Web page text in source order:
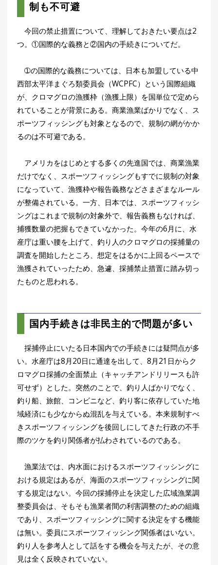
制も不可避
今回の禁止措置について、理解しておきたい要点は2
つ。①国際的な義務と②国内の手続きについてだ。
➀の国際的な義務については、日本も加盟している中
西部太平洋まぐろ類委員会（WCPFC）という国際組織
が、クロマグロの漁獲枠（漁獲上限）を国単位で定めら
れていることが背景にある。商業漁業ばかりでなく、ス
ポーツフィッシングも対象となるので、規制の網がかか
るのは不可避である。
アメリカをはじめとする多くの先進国では、商業漁業
だけでなく、スポーツフィッシングもすでに規制の対象
になっていて、漁獲枠や報告義務などさまざまなルール
が整備されている。一方、日本では、スポーツフィッシ
ングはこれまで規制の対象外で、報告義務もなければ、
捕獲数量の把握もできていなかった。今年の6月に、水
産庁は重い腰を上げて、釣り人のクロマグロの採捕量の
調査を開始したところ、想定をはるかに上回るペースで
漁獲されていったため、急遽、採捕禁止措置に踏み切っ
たものと思われる。
国内手続きは非民主的で問題が多い
採捕停止にいたる日本国内での手続きには疑問点が多
い。水産庁は8月20日に通達を出して、8月21日からク
ロマグロ採捕の全面禁止（キャッチアンドリリースも許
可せず）とした。突然のことで、釣り人ばかりでなく、
釣り船、旅館、コンビニなど、釣り客に依存していた地
域経済にも少なからぬ混乱を与えている。本来規制すべ
きスポーツフィッシングを後回しにしてきた行政の不手
際のツケを釣り関係者が払わされているのである。
漁業法では、内水面におけるスポーツフィッシングに
おける規定はあるが、海面のスポーツフィッシングに関
する規定はない。今回の採捕停止を決定した広域漁業調
整委員会は、そもそも漁業者間の利害調整のための組織
であり、スポーツフィッシングに関する決定をする機能
は無い。委員にスポーツフィッシング関係者はいない。
釣り人を参考人として話をする機会を与えたが、その意
見は全く反映されていない。
Northanglers （北
海道）
刊
り
人
ブ
ロ
グ
お
問
い
合
わ
せ